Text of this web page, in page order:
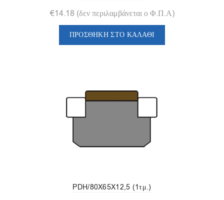
€14.18 (δεν περιλαμβάνεται ο Φ.Π.Α)
ΠΡΟΣΘΉΚΗ ΣΤΟ ΚΑΛΆΘΙ
PDH/80X65X12,5 (1τμ.)